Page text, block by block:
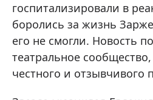
госпитализировали в
боролись за жизнь
его не смогли. Новость
театральное
честного и отзывчивого